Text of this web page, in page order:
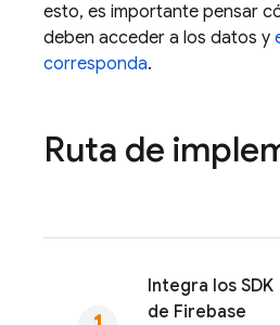
esto, es importante pensar
deben acceder a los datos y
corresponda.
Ruta de
Integra los SDK
de Firebase